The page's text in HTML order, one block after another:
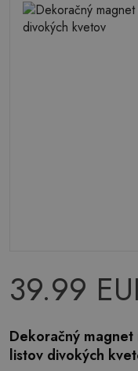
39.99
Dekoračný
listov divokých